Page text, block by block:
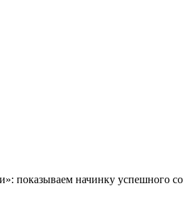
показываем начинку успешного